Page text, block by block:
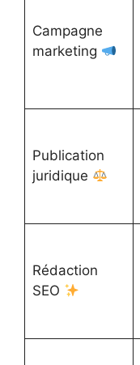
Campagne
marketing
Publication
juridique
Rédaction
SEO